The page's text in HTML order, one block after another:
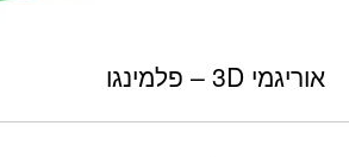
אוריגמי 3D – פלמינגו